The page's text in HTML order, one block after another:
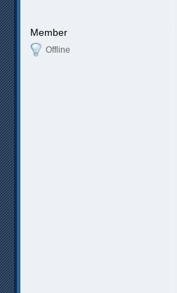
Member
Offline